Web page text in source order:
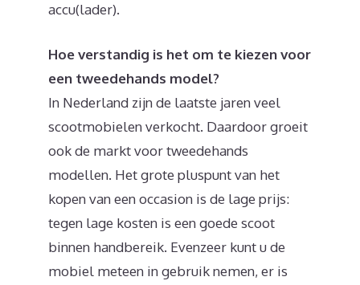
accu(lader).
Hoe verstandig is het om te kiezen voor
een tweedehands model?
In Nederland zijn de laatste jaren veel
scootmobielen verkocht. Daardoor groeit
ook de markt voor tweedehands
modellen. Het grote pluspunt van het
kopen van een occasion is de lage prijs:
tegen lage kosten is een goede scoot
binnen handbereik. Evenzeer kunt u de
mobiel meteen in gebruik nemen, er is